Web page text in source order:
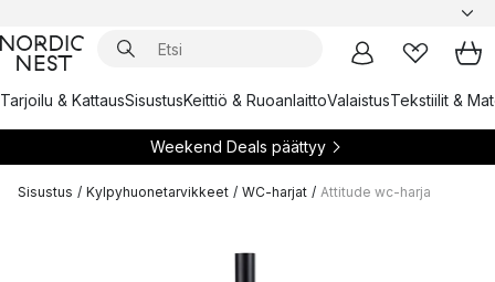
Tarjoilu & KattausSisustusKeittiö & RuoanlaittoValaistusTekstiilit &
Weekend Deals päättyy
Sisustus / Kylpyhuonetarvikkeet / WC-harjat / Attitude wc-harja